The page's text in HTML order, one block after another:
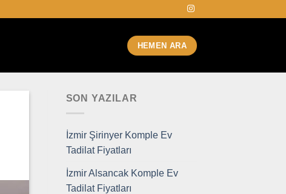
HEMEN ARA
SON YAZILAR
İzmir Şirinyer Komple Ev
Tadilat Fiyatları
İzmir Alsancak Komple Ev
Tadilat Fiyatları